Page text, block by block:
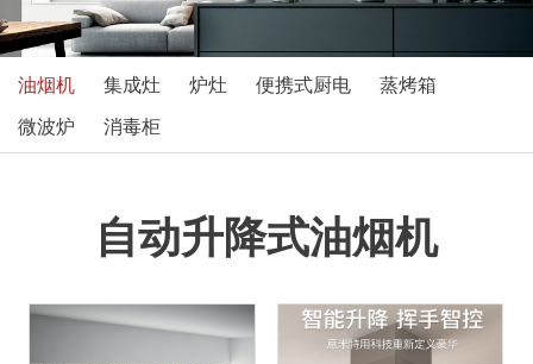
油烟机 集成灶 炉灶 便携式厨电
蒸烤箱
微波炉
消毒柜
自动升降式油烟机